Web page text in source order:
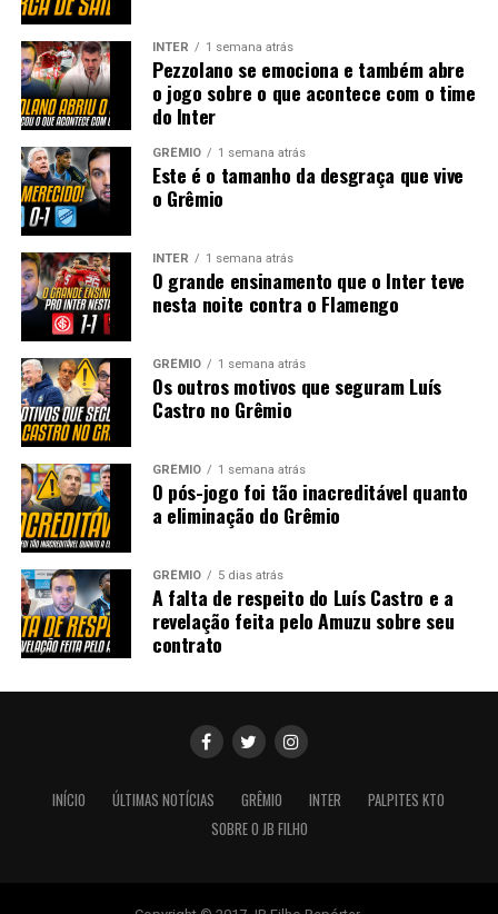
INTER 1 semana atrás
Pezzolano se emociona e também abre
o jogo sobre o que acontece com o time
do Inter
GRÊMIO 1 semana atrás
Este é o tamanho da desgraça que vive
o Grêmio
INTER 1 semana atrás
O grande ensinamento que o Inter teve
nesta noite contra o Flamengo
GRÊMIO 1 semana atrás
Os outros motivos que seguram Luís
Castro no Grêmio
GRÊMIO 1 semana atrás
O pós-jogo foi tão inacreditável quanto
a eliminação do Grêmio
GRÊMIO 5 dias atrás
A falta de respeito do Luís Castro e a
revelação feita pelo Amuzu sobre seu
contrato
INÍCIO ÚLTIMAS NOTÍCIAS GRÊMIO INTER
PALPITES KTO
SOBRE O JB FILHO